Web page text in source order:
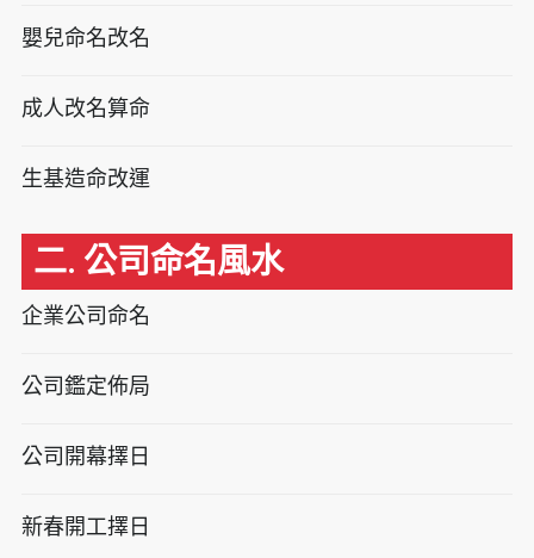
嬰兒命名改名
成人改名算命
生基造命改運
二. 公司命名風水
企業公司命名
公司鑑定佈局
公司開幕擇日
新春開工擇日